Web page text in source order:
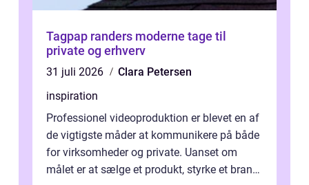
Tagpap randers moderne tage til
private og erhverv
31 juli 2026
Clara Petersen
inspiration
Professionel videoproduktion er blevet en af
de vigtigste måder at kommunikere på både
for virksomheder og private. Uanset om
målet er at sælge et produkt, styrke et brand,